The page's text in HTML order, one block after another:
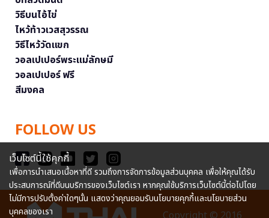
วิธีบนไอ้ไข่
ไหว้ท้าวเวสสุวรรณ
วิธีไหว้วัดแขก
วอลเปเปอร์พระแม่ลักษมี
วอลเปเปอร์ ฟรี
สีมงคล
FOLLOW US
เว็บไซต์นี้ใช้คุกกี้
เพื่อการนำเสนอเนื้อหาที่ดี รวมถึงการจัดการข้อมูลส่วนบุคคล เพื่อให้คุณได้รับ
ประสบการณ์ที่ดีบนบริการของเว็บไซต์เรา หากคุณใช้บริการเว็บไซต์นี้ต่อไปโดย
ไม่มีการปรับตั้งค่าใดๆนั้น แสดงว่าคุณยอมรับนโยบายคุกกี้และนโยบายส่วน
บุคคลของเรา